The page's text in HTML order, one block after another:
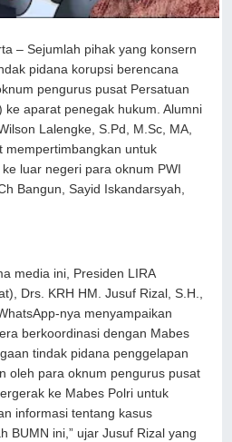
– Sejumlah pihak yang konsern
pidana korupsi berencana
pengurus pusat Persatuan
ke aparat penegak hukum. Alumni
Lalengke, S.Pd, M.Sc, MA,
mempertimbangkan untuk
luar negeri para oknum PWI
Bangun, Sayid Iskandarsyah,
media ini, Presiden LIRA
Drs. KRH HM. Jusuf Rizal, S.H.,
nya menyampaikan
berkoordinasi dengan Mabes
tindak pidana penggelapan
oleh para oknum pengurus pusat
ke Mabes Polri untuk
informasi tentang kasus
BUMN ini,” ujar Jusuf Rizal yang